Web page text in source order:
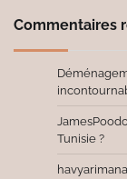
Commentaires
Tunisie ?